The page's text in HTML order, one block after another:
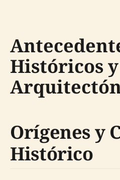
Históricos
Orígenes y
Histórico